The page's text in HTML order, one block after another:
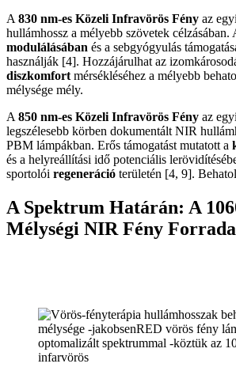
A830 nm-es Közeli Infravörös Fény az
hullámhossz a mélyebb szövetek célzásában.
modulálásában és a sebgyógyulás
használják [4]. Hozzájárulhat az
diszkomfortmérsékléséhez a mélyebb
mélysége mély.
A850 nm-es Közeli Infravörös Fény az
legszélesebb körben dokumentált NIR
PBM lámpákban. Erős támogatást mutatott a
és a helyreállítási idő potenciális
sportolói regeneráció területén [4, 9].
A Spektrum Határán: A
Mélységi NIR Fény